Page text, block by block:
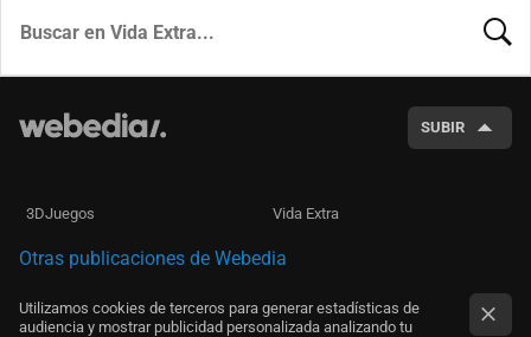
SUBIR
3DJuegos Vida Extra
Otras publicaciones de Webedia
Utilizamos cookies de terceros para generar estadísticas de
audiencia y mostrar publicidad personalizada analizando tu